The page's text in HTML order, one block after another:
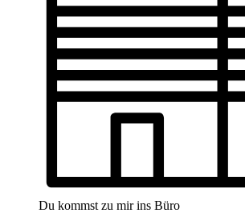
Du kommst zu mir ins Büro